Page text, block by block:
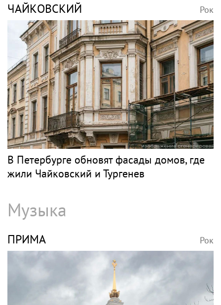
ЧАЙКОВСКИЙ Рок
В Петербурге обновят фасады домов, где
жили Чайковский и Тургенев
Музыка
ПРИМА Рок